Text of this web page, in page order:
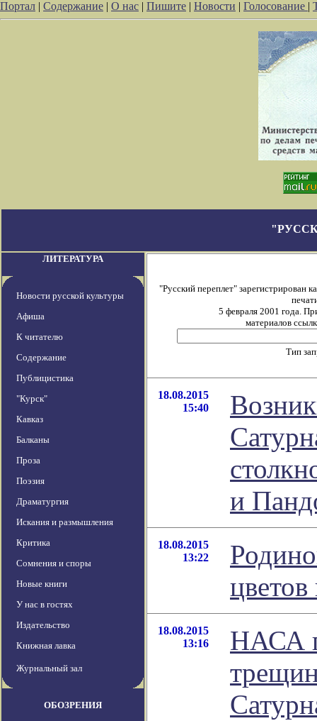
Портал | Содержание | О нас | Пишите | Новости | Голосование |
ЛИТЕРАТУРА
Новости русской культуры
Афиша
К читателю
Содержание
Публицистика
"Курск"
Кавказ
Балканы
Проза
Поэзия
Драматургия
Искания и размышления
Критика
Сомнения и споры
Новые книги
У нас в гостях
Издательство
Книжная лавка
Журнальный зал
ОБОЗРЕНИЯ
"Русский переплет" зарегистрирован
5 февраля 2001 года.
материалов
Тип
18.08.2015
15:40
и
18.08.2015
13:22
18.08.2015
13:16
НАСА